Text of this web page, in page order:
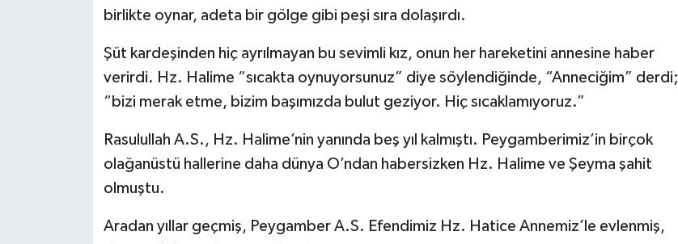
birlikte oynar, adeta bir gölge gibi peşi sıra dolaşırdı.
Şüt kardeşinden hiç ayrılmayan bu sevimli kız, onun her hareketini annesine haber
verirdi. Hz. Halime “sıcakta oynuyorsunuz” diye söylendiğinde, “Anneciğim” derdi;
“bizi merak etme, bizim başımızda bulut geziyor. Hiç sıcaklamıyoruz.”
Rasulullah A.S., Hz. Halime’nin yanında beş yıl kalmıştı. Peygamberimiz’in birçok
olağanüstü hallerine daha dünya O’ndan habersizken Hz. Halime ve Şeyma şahit
olmuştu.
Aradan yıllar geçmiş, Peygamber A.S. Efendimiz Hz. Hatice Annemiz’le evlenmiş,